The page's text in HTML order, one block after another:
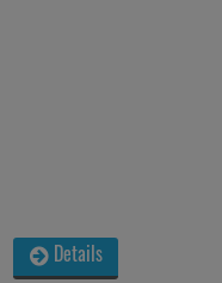
Details